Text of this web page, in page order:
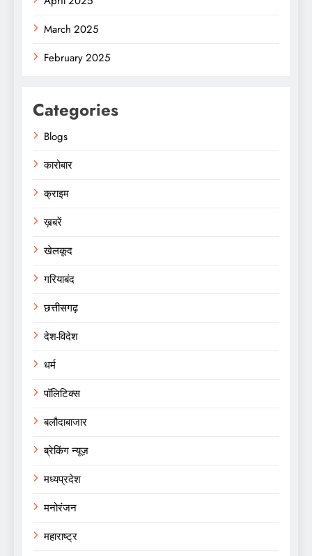
March 2025
February 2025
Categories
Blogs
कारोबार
क्राइम
ख़बरें
खेलकूद
गरियाबंद
छत्तीसगढ़
देश-विदेश
धर्म
पॉलिटिक्स
बलौदाबाजार
ब्रेकिंग न्यूज़
मध्यप्रदेश
मनोरंजन
महाराष्ट्र